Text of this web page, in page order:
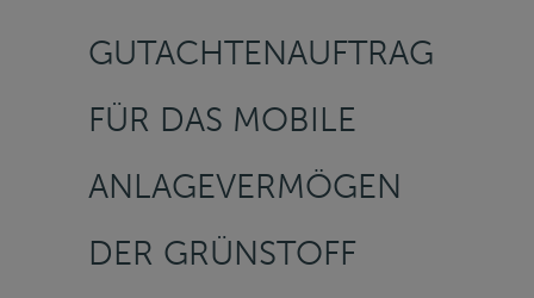
GUTACHTENAUFTRAG
FÜR DAS MOBILE
ANLAGEVERMÖGEN
DER GRÜNSTOFF